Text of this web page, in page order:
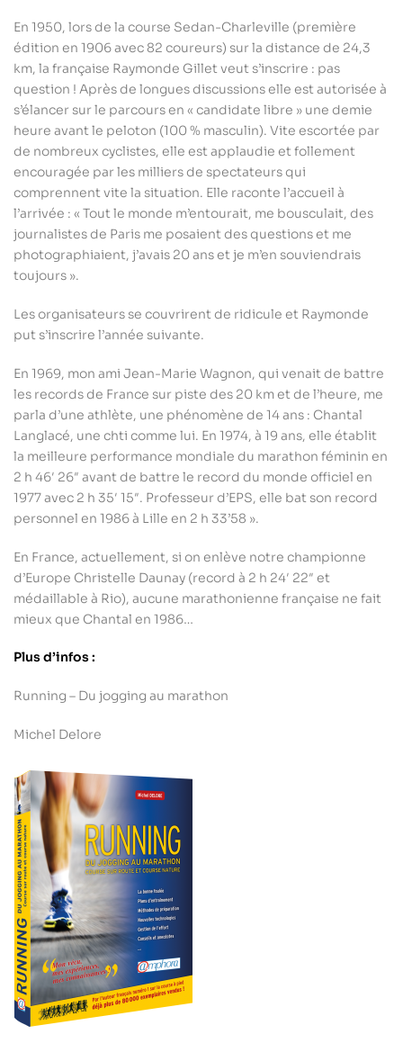
En 1950, lors de la course Sedan-Charleville (première
édition en 1906 avec 82 coureurs) sur la distance de 24,3
km, la française Raymonde Gillet veut s’inscrire : pas
question ! Après de longues discussions elle est autorisée à
s’élancer sur le parcours en « candidate libre » une demie
heure avant le peloton (100 % masculin). Vite escortée par
de nombreux cyclistes, elle est applaudie et follement
encouragée par les milliers de spectateurs qui
comprennent vite la situation. Elle raconte l’accueil à
l’arrivée : « Tout le monde m’entourait, me bousculait, des
journalistes de Paris me posaient des questions et me
photographiaient, j’avais 20 ans et je m’en souviendrais
toujours ».
Les organisateurs se couvrirent de ridicule et Raymonde
put s’inscrire l’année suivante.
En 1969, mon ami Jean-Marie Wagnon, qui venait de battre
les records de France sur piste des 20 km et de l’heure, me
parla d’une athlète, une phénomène de 14 ans : Chantal
Langlacé, une chti comme lui. En 1974, à 19 ans, elle établit
la meilleure performance mondiale du marathon féminin en
2 h 46′ 26″ avant de battre le record du monde officiel en
1977 avec 2 h 35′ 15″. Professeur d’EPS, elle bat son record
personnel en 1986 à Lille en 2 h 33’58 ».
En France, actuellement, si on enlève notre championne
d’Europe Christelle Daunay (record à 2 h 24′ 22″ et
médaillable à Rio), aucune marathonienne française ne fait
mieux que Chantal en 1986…
Plus d’infos :
Running – Du jogging au marathon
Michel Delore